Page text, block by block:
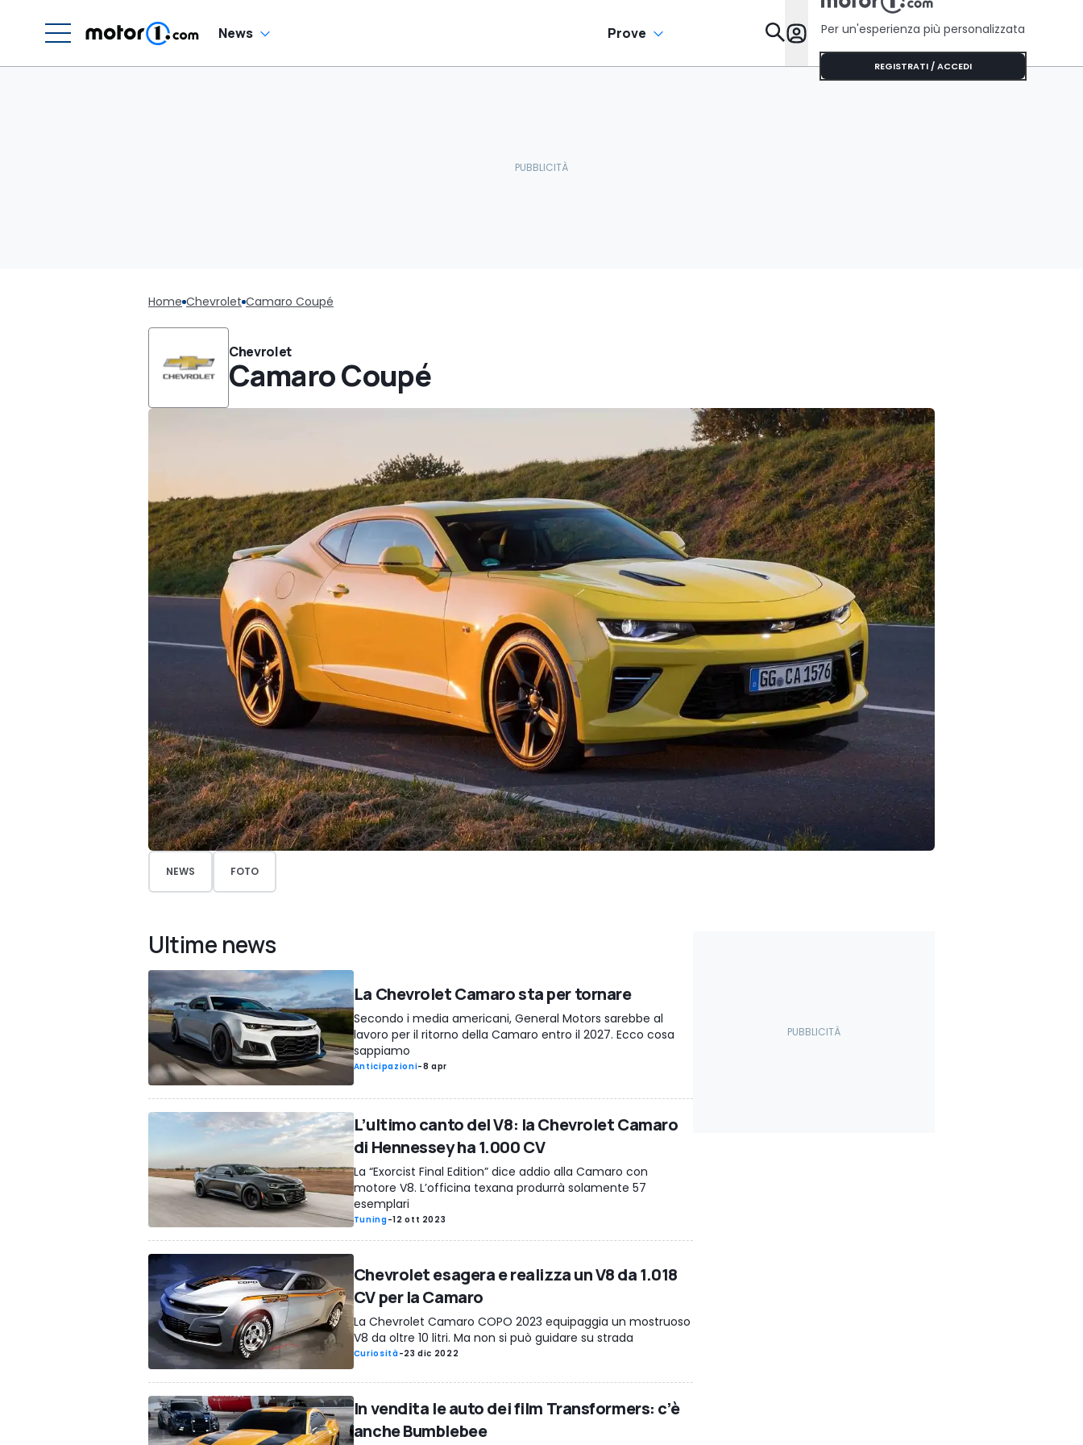
News Prove Da Sapere
Per un'esperienza più personalizzata
REGISTRATI / ACCEDI
Home Chevrolet Camaro Coupé
Chevrolet
Camaro Coupé
NEWS FOTO
Ultime news
La Chevrolet Camaro sta per tornare
Secondo i media americani, General Motors sarebbe al
lavoro per il ritorno della Camaro entro il 2027. Ecco cosa
sappiamo
Anticipazioni-8 apr
L’ultimo canto del V8: la Chevrolet Camaro
di Hennessey ha 1.000 CV
La “Exorcist Final Edition” dice addio alla Camaro con
motore V8. L’officina texana produrrà solamente 57
esemplari
Tuning-12 ott 2023
Chevrolet esagera e realizza un V8 da 1.018
CV per la Camaro
La Chevrolet Camaro COPO 2023 equipaggia un mostruoso
V8 da oltre 10 litri. Ma non si può guidare su strada
Curiosità-23 dic 2022
In vendita le auto dei film Transformers: c’è
anche Bumblebee